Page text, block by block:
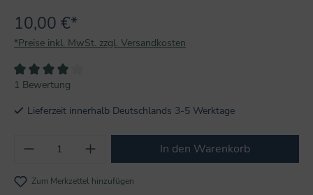
10,00 €*
*Preise inkl. MwSt. zzgl. Versandkosten
Durchschnittliche Bewertung von 4 von 5 Sternen
1 Bewertung
Lieferzeit innerhalb Deutschlands 3-5 Werktage
Produkt Anzahl: Gib den gewünschten
In den Warenkorb
Zum Merkzettel hinzufügen